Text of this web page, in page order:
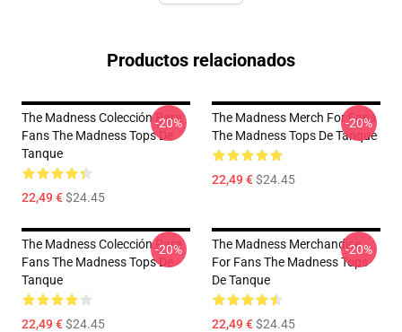
Productos relacionados
The Madness Colección Para
Fans The Madness Tops De
Tanque
22,49 €$24.45
-20%
The Madness Merch For Fans
The Madness Tops De Tanque
22,49 €$24.45
-20%
The Madness Colección Para
Fans The Madness Tops De
Tanque
22,49 €$24.45
-20%
The Madness Merchandise
For Fans The Madness Tops
De Tanque
22,49 €$24.45
-20%